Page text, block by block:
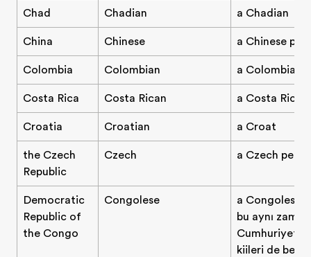
Chad Chadian a Chadian
China Chinese a Chinese
Colombia Colombian a Colombian
Costa Rica Costa Rican a Costa Rican
Croatia Croatian a Croat
the Czech
Republic
Czech a Czech
Democratic
Republic of
the Congo
Congolese
a Congolese
bu aynı
kişileri de